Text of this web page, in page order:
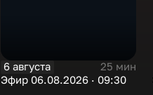
6 августа
25 мин
Эфир 06.08.2026 · 09:30